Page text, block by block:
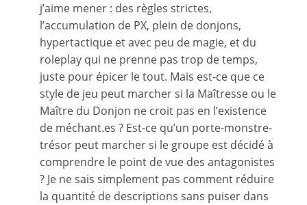
j’aime mener : des règles strictes,
l’accumulation de PX, plein de donjons,
hypertactique et avec peu de magie, et du
roleplay qui ne prenne pas trop de temps,
juste pour épicer le tout. Mais est-ce que ce
style de jeu peut marcher si la Maîtresse ou le
Maître du Donjon ne croit pas en l’existence
de méchant.es ? Est-ce qu’un porte-monstre-
trésor peut marcher si le groupe est décidé à
comprendre le point de vue des antagonistes
? Je ne sais simplement pas comment réduire
la quantité de descriptions sans puiser dans